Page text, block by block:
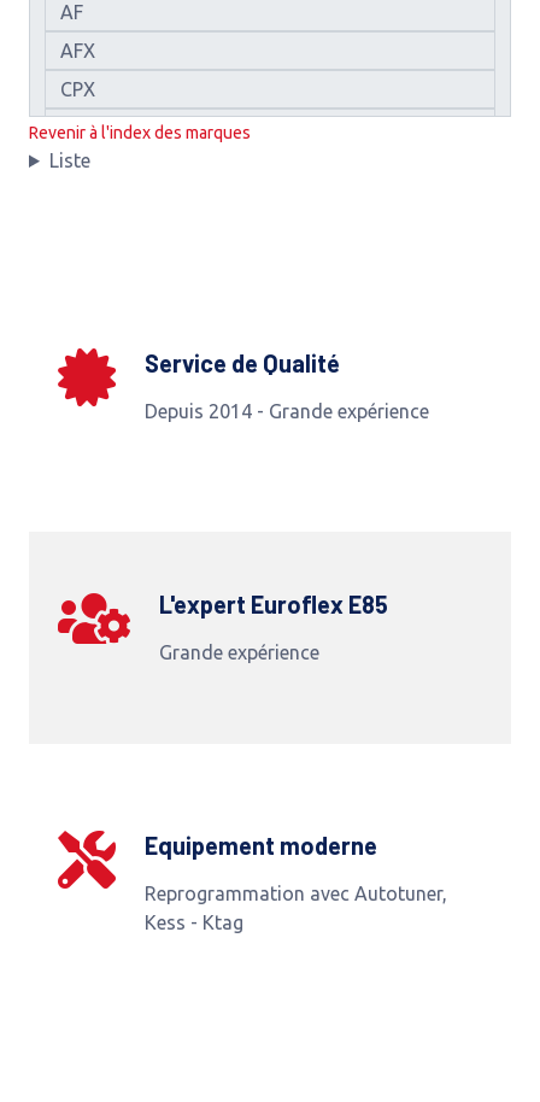
Revenir à l'index des marques
Liste
Service de Qualité
Depuis 2014 - Grande expérience
L'expert Euroflex E85
Grande expérience
Equipement moderne
Reprogrammation avec Autotuner,
Kess - Ktag